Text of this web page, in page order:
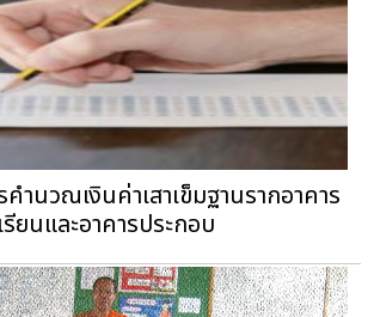
ำนวณเงินค่าเสาเข็มฐานรากอาคาร
เรียนและอาคารประกอบ